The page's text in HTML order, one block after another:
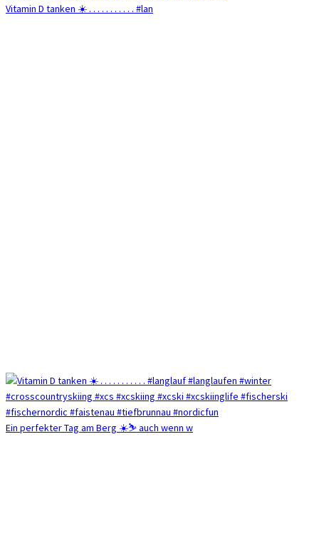
Vitamin D tanken ☀️ . . . . . . . . . . . #lan
Ein perfekter Tag am Berg ☀️⛷️ auch wenn w